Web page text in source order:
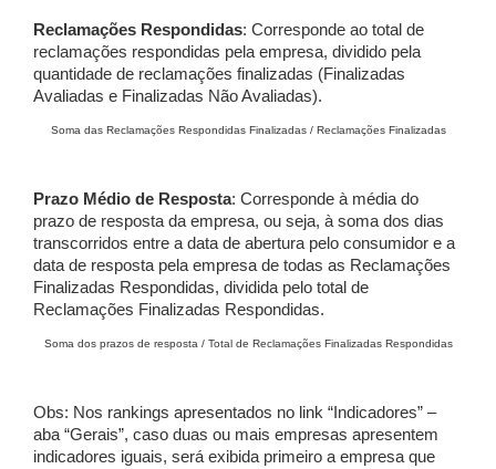
Reclamações Respondidas: Corresponde ao total de
reclamações respondidas pela empresa, dividido pela
quantidade de reclamações finalizadas (Finalizadas
Avaliadas e Finalizadas Não Avaliadas).
Soma das Reclamações Respondidas Finalizadas / Reclamações Finalizadas
Prazo Médio de Resposta: Corresponde à média do
prazo de resposta da empresa, ou seja, à soma dos dias
transcorridos entre a data de abertura pelo consumidor e a
data de resposta pela empresa de todas as Reclamações
Finalizadas Respondidas, dividida pelo total de
Reclamações Finalizadas Respondidas.
Soma dos prazos de resposta / Total de Reclamações Finalizadas Respondidas
Obs: Nos rankings apresentados no link “Indicadores” –
aba “Gerais”, caso duas ou mais empresas apresentem
indicadores iguais, será exibida primeiro a empresa que